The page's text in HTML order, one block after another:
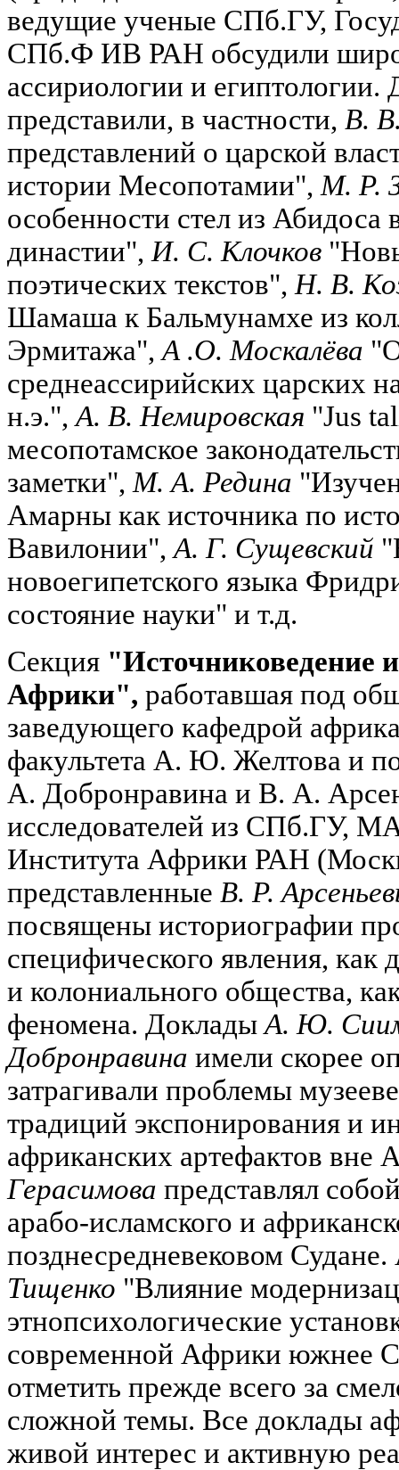
ведущие ученые СПб.ГУ,
СПб.Ф ИВ РАН обсудили
ассириологии и египтологии.
представили, в частности, В.
представлений о царской
истории Месопотамии", М. Р.
особенности стел из
династии", И. С. Клочков
поэтических текстов", Н. В.
Шамаша к Бальмунамхе из
Эрмитажа",А .О. Москалёва
среднеассирийских царских
н.э.",А. В. Немировская "Jus
месопотамское
заметки", М. А. Редина
Амарны как источника по
Вавилонии",А. Г. Сущевский
новоегипетского языка
состояние науки" и т.д.
Секция "Источниковедение
Африки", работавшая под
заведующего кафедрой
факультета А. Ю. Желтова и
А. Добронравина и В. А.
исследователей из СПб.ГУ,
Института Африки РАН
представленные В. Р.
посвящены историографии
специфического явления,
и колониального общества,
феномена. ДокладыА. Ю.
Добронравина имели скорее
затрагивали проблемы
традиций экспонирования и
африканских артефактов
Герасимова представлял
арабо-исламского и
позднесредневековом
Тищенко "Влияние
этнопсихологические
современной Африки южнее
отметить прежде всего за
сложной темы. Все доклады
живой интерес и активную